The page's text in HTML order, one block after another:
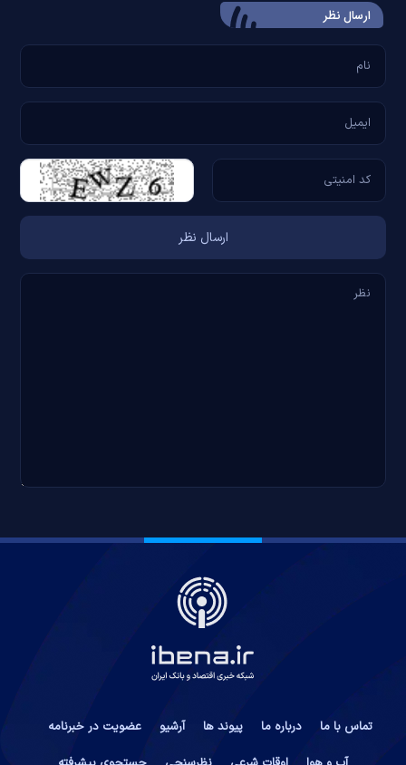
ارسال‌ نظر
تماس با ما درباره ما پیوند ها آرشیو
عضویت در خبرنامه